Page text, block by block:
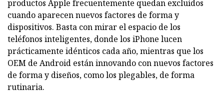
productos Apple frecuentemente quedan excluidos
cuando aparecen nuevos factores de forma y
dispositivos. Basta con mirar el espacio de los
teléfonos inteligentes, donde los iPhone lucen
prácticamente idénticos cada año, mientras que los
OEM de Android están innovando con nuevos factores
de forma y diseños, como los plegables, de forma
rutinaria.